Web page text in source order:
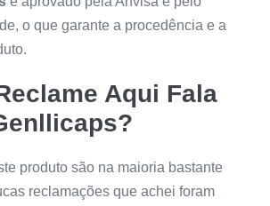
o que garante a procedência e a
Aqui Fala
?
produto são na maioria bastante
reclamações que achei foram